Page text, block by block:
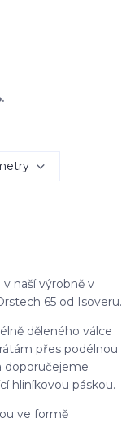
v naší výrobně v
65 od Isoveru.
děleného válce
přes podélnou
doporučejeme
hliníkovou páskou.
ve formě